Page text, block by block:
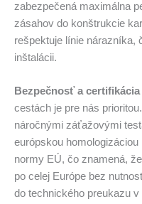
zabezpečená maximálna
zásahov do konštrukcie
rešpektuje línie nárazníka,
inštalácii.
Bezpečnosť a
cestách je pre nás
náročnými záťažovými
európskou
normy EÚ, čo znamená,
po celej Európe bez
do technického preukazu